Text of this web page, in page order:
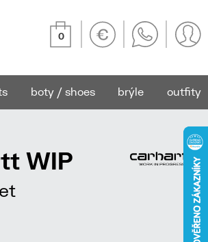
0
boty / shoes brýle outfity
WIP